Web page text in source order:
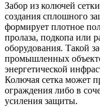
Забор из колючей
создания сплошного
формирует плотное
пролаза, подкопа или
оборудования. Такой
промышленных
энергетической
Колючая сетка может
ограждения либо в
усиления защиты.